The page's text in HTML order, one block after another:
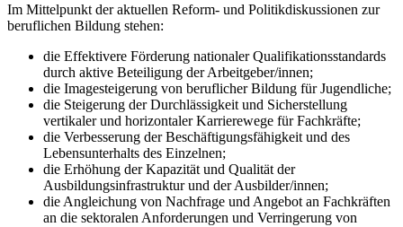
Im Mittelpunkt der aktuellen Reform- und Politikdiskussionen zur
beruflichen Bildung stehen:
die Effektivere Förderung nationaler Qualifikationsstandards
durch aktive Beteiligung der Arbeitgeber/innen;
die Imagesteigerung von beruflicher Bildung für Jugendliche;
die Steigerung der Durchlässigkeit und Sicherstellung
vertikaler und horizontaler Karrierewege für Fachkräfte;
die Verbesserung der Beschäftigungsfähigkeit und des
Lebensunterhalts des Einzelnen;
die Erhöhung der Kapazität und Qualität der
Ausbildungsinfrastruktur und der Ausbilder/innen;
die Angleichung von Nachfrage und Angebot an Fachkräften
an die sektoralen Anforderungen und Verringerung von